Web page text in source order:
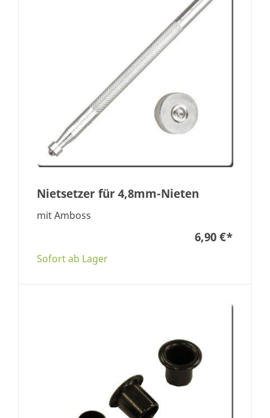
Nietsetzer für 4,8mm-Nieten
mit Amboss
6,90 €*
Sofort ab Lager